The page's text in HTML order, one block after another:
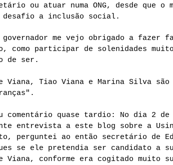
ou atuar numa ONG, desde que o
desafio a inclusão social.
governador me vejo obrigado a fazer
como participar de solenidades
de ser.
Viana, Tiao Viana e Marina Silva são
comentário quase tardio: No dia 2
entrevista a este blog sobre a
perguntei ao então secretário de
se ele pretendia ser candidato a
Viana, conforme era cogitado muito